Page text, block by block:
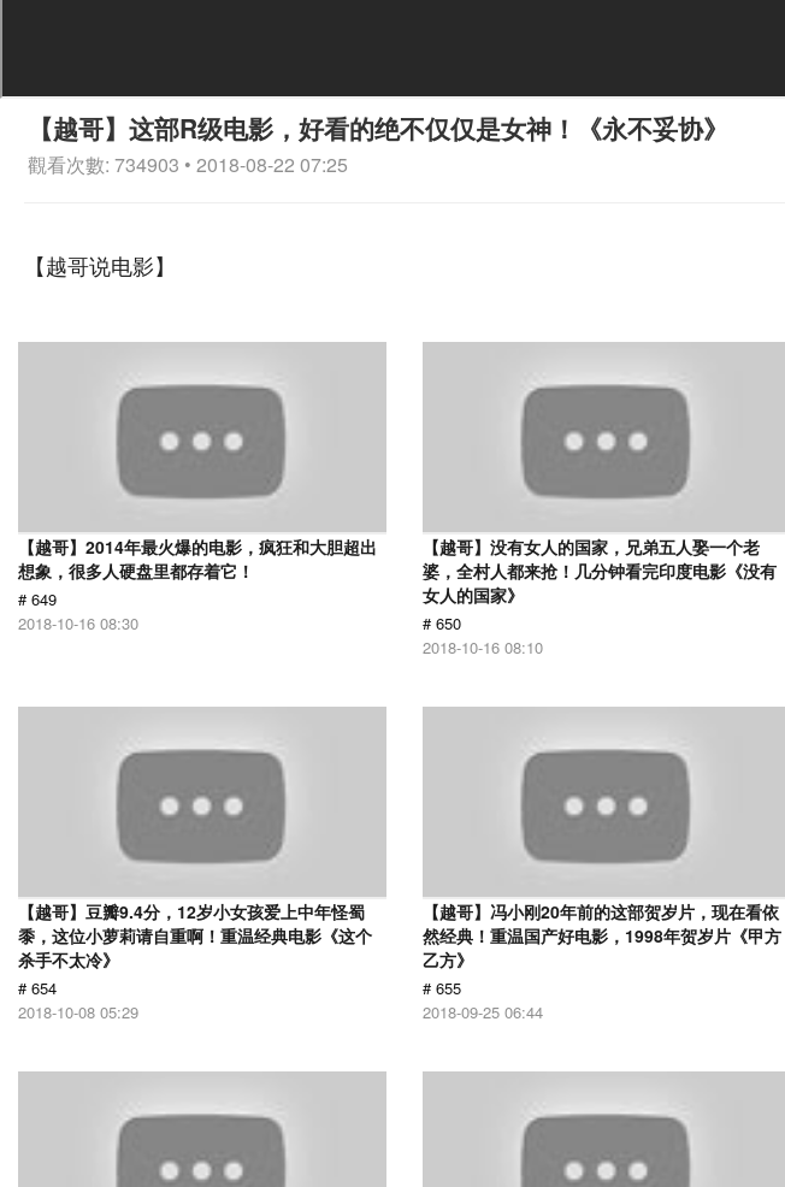
【越哥】这部R级电影，好看的绝不仅仅是女神！《永不妥协》
觀看次數: 734903 • 2018-08-22 07:25
【越哥说电影】
【越哥】2014年最火爆的电影，疯狂和大胆超出
想象，很多人硬盘里都存着它！
# 649
2018-10-16 08:30
【越哥】没有女人的国家，兄弟五人娶一个老
婆，全村人都来抢！几分钟看完印度电影《没有
女人的国家》
# 650
2018-10-16 08:10
【越哥】豆瓣9.4分，12岁小女孩爱上中年怪蜀
黍，这位小萝莉请自重啊！重温经典电影《这个
杀手不太冷》
# 654
2018-10-08 05:29
【越哥】冯小刚20年前的这部贺岁片，现在看依
然经典！重温国产好电影，1998年贺岁片《甲方
乙方》
# 655
2018-09-25 06:44